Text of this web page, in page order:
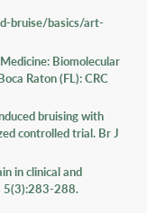
bruise/basics/art-
Biomolecular
Raton (FL): CRC
bruising with
controlled trial. Br J
in clinical and
5(3):283-288.